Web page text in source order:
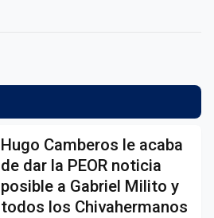
Hugo Camberos le acaba
de dar la PEOR noticia
posible a Gabriel Milito y
todos los Chivahermanos